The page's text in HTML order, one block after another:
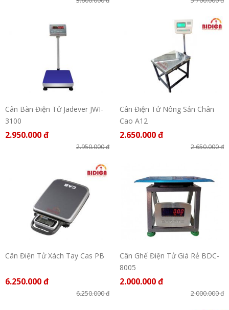
Cân Bàn Điện Tử Jadever JWI-
3100
2.950.000 đ
2.950.000 đ
Cân Điện Tử Nông Sản Chân
Cao A12
2.650.000 đ
2.650.000 đ
Cân Điện Tử Xách Tay Cas PB
6.250.000 đ
6.250.000 đ
Cân Ghế Điện Tử Giá Rẻ BDC-
8005
2.000.000 đ
2.000.000 đ